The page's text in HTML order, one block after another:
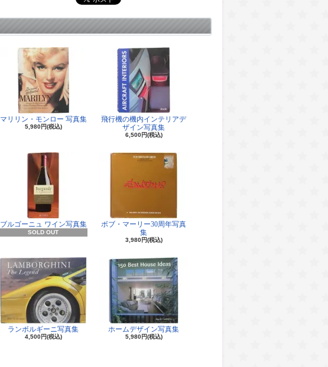
マリリン・モンロー 写真集
5,980円(税込)
飛行機の機内インテリアデ
ザイン写真集
6,500円(税込)
ブルゴーニュ ワイン写真集
SOLD OUT
ボブ・マーリー30周年写真
集
3,980円(税込)
ランボルギーニ写真集
4,500円(税込)
ホームデザイン写真集
5,980円(税込)